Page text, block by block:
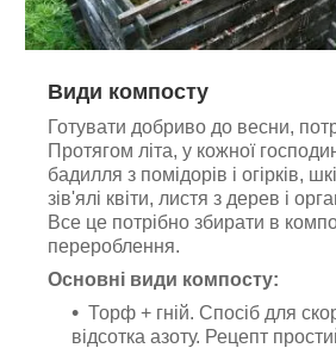
Види компосту
Готувати добриво до весни,
Протягом літа, у кожної
бадилля з помідорів і огірків,
зів'ялі квіти, листя з дерев і
Все це потрібно збирати в
перероблення.
Основні види компосту:
Торф + гній. Спосіб для
відсотка азоту. Рецепт